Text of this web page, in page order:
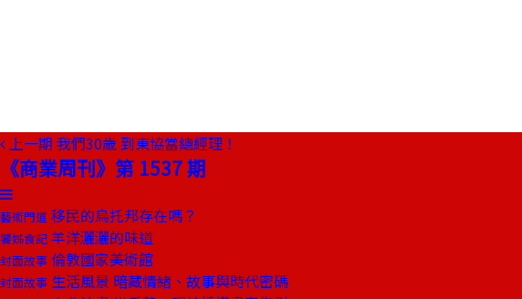
上一期 我們30歲 到東協當總經理！
《商業周刊》第 1537 期
藝術門道 移民的烏托邦存在嗎？
饕姊食記 羊洋灑灑的味道
封面故事 倫敦國家美術館
封面故事 生活風景 暗藏情緒、故事與時代密碼